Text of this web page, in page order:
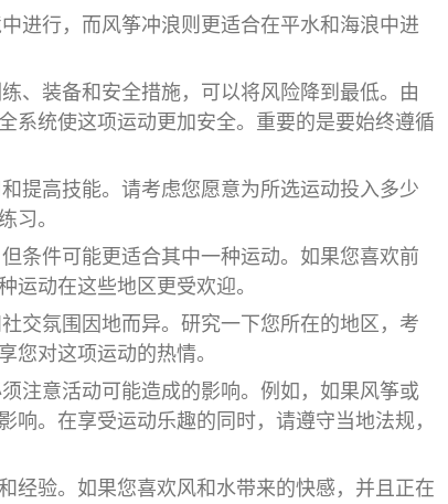
进行，而风筝冲浪则更适合在平水和海浪中进
、装备和安全措施，可以将风险降到最低。由
系统使这项运动更加安全。重要的是要始终遵循
提高技能。请考虑您愿意为所选运动投入多少
习。
条件可能更适合其中一种运动。如果您喜欢前
运动在这些地区更受欢迎。
交氛围因地而异。研究一下您所在的地区，考
您对这项运动的热情。
注意活动可能造成的影响。例如，如果风筝或
。在享受运动乐趣的同时，请遵守当地法规，
经验。如果您喜欢风和水带来的快感，并且正在